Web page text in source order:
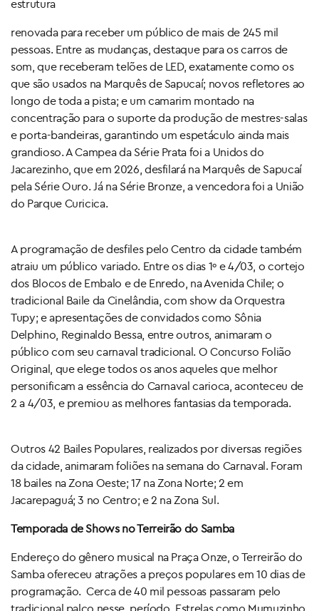
estrutura
renovada para receber um público de mais de 245 mil
pessoas. Entre as mudanças, destaque para os carros de
som, que receberam telões de LED, exatamente como os
que são usados na Marquês de Sapucaí; novos refletores ao
longo de toda a pista; e um camarim montado na
concentração para o suporte da produção de mestres-salas
e porta-bandeiras, garantindo um espetáculo ainda mais
grandioso. A Campea da Série Prata foi a Unidos do
Jacarezinho, que em 2026, desfilará na Marquês de Sapucaí
pela Série Ouro. Já na Série Bronze, a vencedora foi a União
do Parque Curicica.
A programação de desfiles peloCentro da cidade também
atraiu um público variado. Entre os dias 1º e 4/03, o cortejo
dos Blocos de Embalo e de Enredo, na Avenida Chile; o
tradicional Baile da Cinelândia, com show da Orquestra
Tupy; e apresentações de convidados como Sônia
Delphino, Reginaldo Bessa, entre outros, animaram o
público com seu carnaval tradicional. O Concurso Folião
Original, que elege todos os anos aqueles que melhor
personificam a essência do Carnaval carioca, aconteceu de
2 a 4/03, e premiou as melhores fantasias da temporada.
Outros 42 Bailes Populares, realizados por diversas regiões
da cidade, animaram foliões na semana do Carnaval. Foram
18 bailes na Zona Oeste; 17 na Zona Norte; 2 em
Jacarepaguá; 3 no Centro; e 2 na Zona Sul.
Temporada de Shows no Terreirão do Samba
Endereço do gênero musical na Praça Onze, o Terreirão do
Samba ofereceu atrações a preços populares em 10 dias de
programação. Cerca de 40 mil pessoas passaram pelo